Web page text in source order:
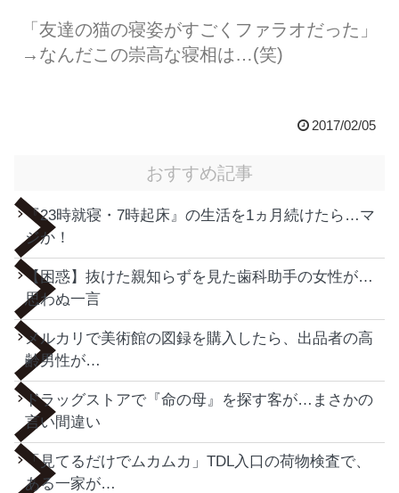
「友達の猫の寝姿がすごくファラオだった」
→なんだこの崇高な寝相は…(笑)
2017/02/05
おすすめ記事
『23時就寝・7時起床』の生活を1ヵ月続けたら…マ
ジか！
【困惑】抜けた親知らずを見た歯科助手の女性が…
思わぬ一言
メルカリで美術館の図録を購入したら、出品者の高
齢男性が…
ドラッグストアで『命の母』を探す客が…まさかの
言い間違い
「見てるだけでムカムカ」TDL入口の荷物検査で、
ある一家が…